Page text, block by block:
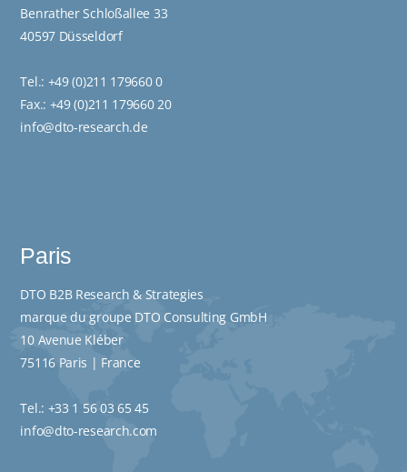
Benrather Schloßallee 33
40597 Düsseldorf
Tel.: +49 (0)211 179660 0
Fax.: +49 (0)211 179660 20
info@dto-research.de
Paris
DTO B2B Research & Strategies
marque du groupe DTO Consulting GmbH
10 Avenue Kléber
75116 Paris | France
Tel.: +33 1 56 03 65 45
info@dto-research.com